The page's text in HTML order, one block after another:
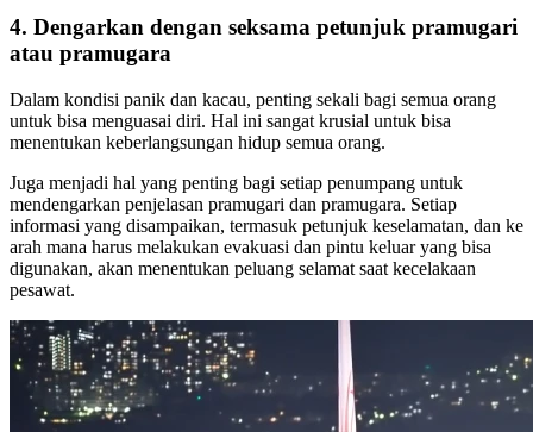
4. Dengarkan dengan seksama petunjuk pramugari
atau pramugara
Dalam kondisi panik dan kacau, penting sekali bagi semua orang
untuk bisa menguasai diri. Hal ini sangat krusial untuk bisa
menentukan keberlangsungan hidup semua orang.
Juga menjadi hal yang penting bagi setiap penumpang untuk
mendengarkan penjelasan pramugari dan pramugara. Setiap
informasi yang disampaikan, termasuk petunjuk keselamatan, dan ke
arah mana harus melakukan evakuasi dan pintu keluar yang bisa
digunakan, akan menentukan peluang selamat saat kecelakaan
pesawat.